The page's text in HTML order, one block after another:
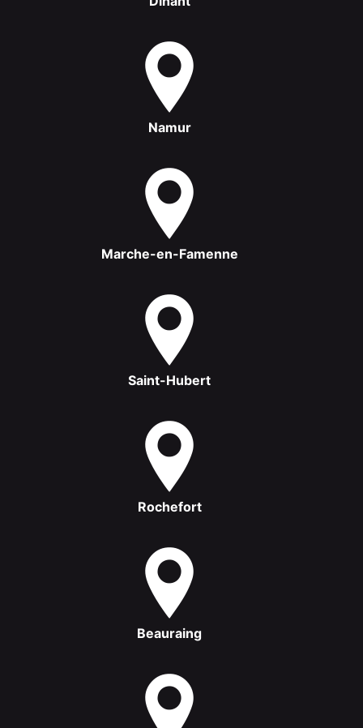
Namur
Marche-en-Famenne
Saint-Hubert
Rochefort
Beauraing